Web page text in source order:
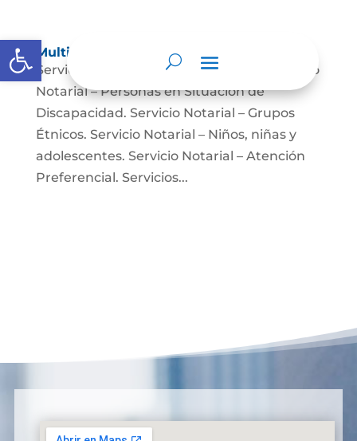
Abrir barra de herramientas
Multimedia
Servicio Notarial – Fuerzas Militares. Servicio
Notarial – Personas en Situación de
Discapacidad. Servicio Notarial – Grupos
Étnicos. Servicio Notarial – Niños, niñas y
adolescentes. Servicio Notarial – Atención
Preferencial. Servicios...